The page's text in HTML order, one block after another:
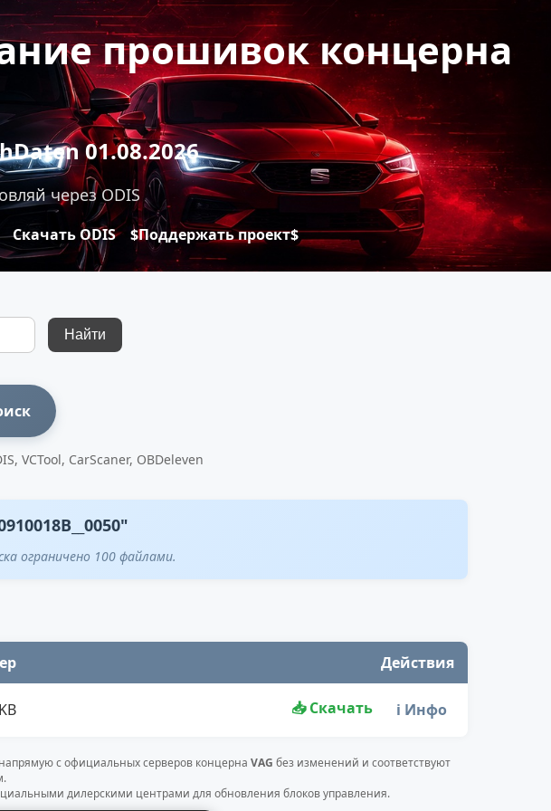
прошивок концерна
01.08.2026
через ODIS
Скачать ODIS $Поддержать проект$
Найти
VCTool, CarScaner, OBDeleven
ограничено 100 файлами.
Действия
📥 Скачать ℹ️ Инфо
с официальных серверов концерна VAG без изменений и соответствуют
дилерскими центрами для обновления блоков управления.